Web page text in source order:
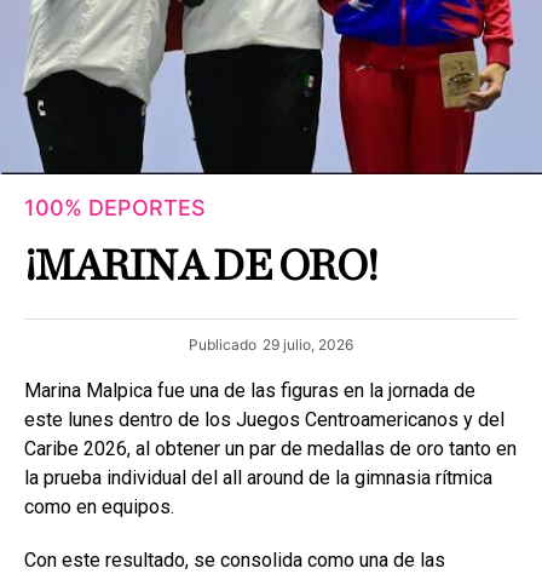
100% DEPORTES
¡MARINA DE ORO!
Publicado 29 julio, 2026
Marina Malpica fue una de las figuras en la jornada de
este lunes dentro de los Juegos Centroamericanos y del
Caribe 2026, al obtener un par de medallas de oro tanto en
la prueba individual del all around de la gimnasia rítmica
como en equipos.
Con este resultado, se consolida como una de las